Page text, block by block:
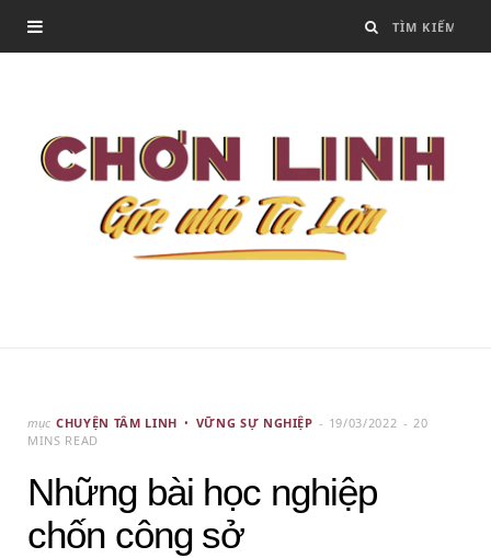
mục CHUYỆN TÂM LINH VỮNG SỰ NGHIỆP 19/03/2022
20
MINS READ
Những bài học nghiệp
chốn công sở